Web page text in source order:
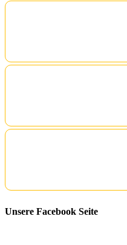
Unsere Facebook Seite